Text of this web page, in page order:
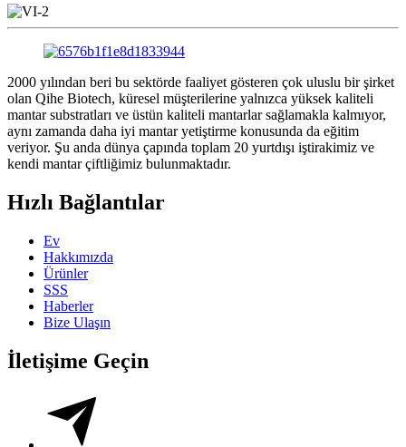
2000 yılından beri bu sektörde faaliyet gösteren çok uluslu bir şirket
olan Qihe Biotech, küresel müşterilerine yalnızca yüksek kaliteli
mantar substratları ve üstün kaliteli mantarlar sağlamakla kalmıyor,
aynı zamanda daha iyi mantar yetiştirme konusunda da eğitim
veriyor. Şu anda dünya çapında toplam 20 yurtdışı iştirakimiz ve
kendi mantar çiftliğimiz bulunmaktadır.
Hızlı Bağlantılar
Ev
Hakkımızda
Ürünler
SSS
Haberler
Bize Ulaşın
İletişime Geçin